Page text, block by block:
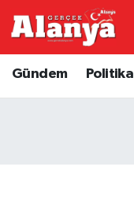
Gündem Politika
Genel
Trafik Durumu